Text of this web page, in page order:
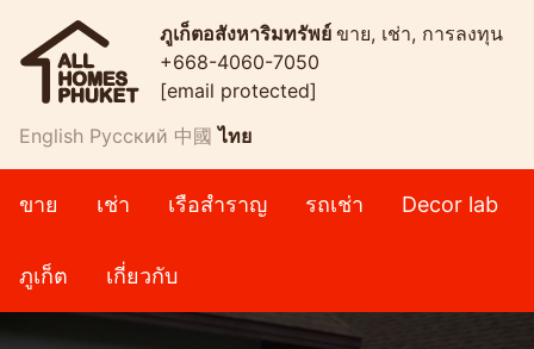
ภูเก็ตอสังหาริมทรัพย์ ขาย, เช่า, การลงทุน
+668-4060-7050
[email protected]
English Русский 中國 ไทย
ขาย เช่า เรือสำราญ รถเช่า Decor lab
ภูเก็ต เกี่ยวกับ